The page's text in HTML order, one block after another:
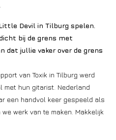
Devil in Tilburg spelen.
bij de grens met
dat jullie vaker over de grens
van Toxik in Tilburg werd
met hun gitarist. Nederland
een handvol keer gespeeld als
werk van te maken. Makkelijk